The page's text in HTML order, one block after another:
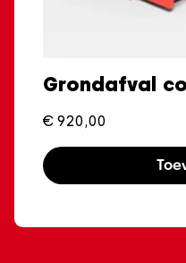
Grondafval
€ 920,00